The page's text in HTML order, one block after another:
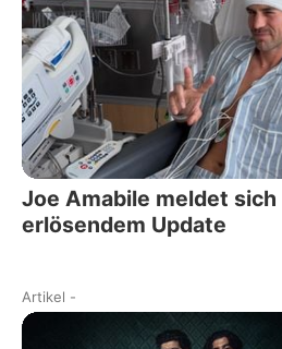
Joe Amabile meldet
erlösendem Update
Artikel -